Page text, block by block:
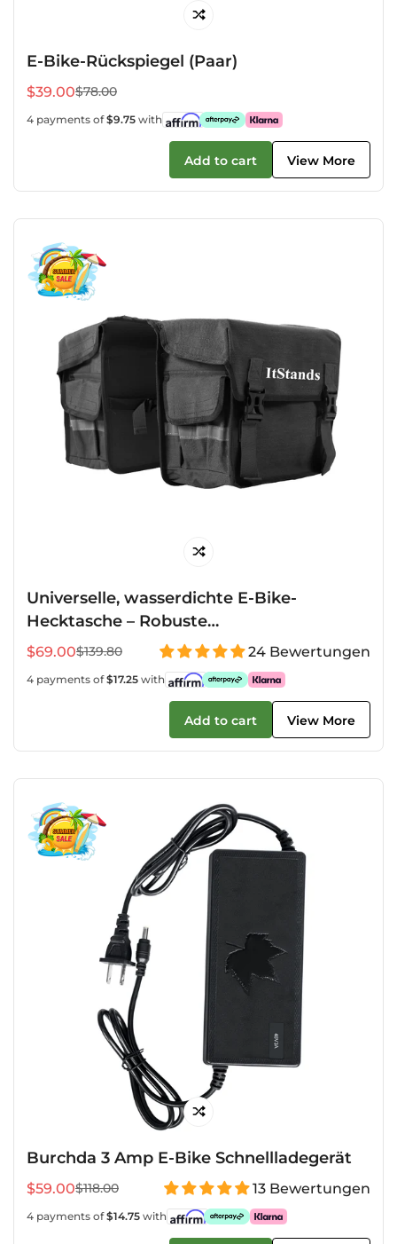
E-Bike-Rückspiegel (Paar)
Verkaufspreis
$39.00
Regulärer
Preis
$78.00
4 payments of$9.75 with
Add to cart View More
Universelle, wasserdichte E-Bike-
Hecktasche – Robuste
Doppelsatteltasche
Verkaufspreis
$69.00
Regulärer
Preis
$139.80 24 Bewertungen
4 payments of$17.25 with
Add to cart View More
Burchda 3 Amp E-Bike Schnellladegerät
Verkaufspreis
$59.00
Regulärer
Preis
$118.00 13 Bewertungen
4 payments of$14.75 with